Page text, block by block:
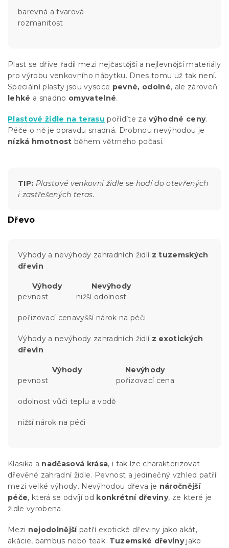
barevná a tvarová
rozmanitost
Plast se dříve řadil mezi nejčastější a nejlevnější materiály
pro výrobu venkovního nábytku. Dnes tomu už tak není.
Speciální plasty jsou vysoce pevné, odolné, ale zároveň
lehké a snadno omyvatelné.
Plastové židle na terasu pořídíte zavýhodné ceny.
Péče o ně je opravdu snadná. Drobnou nevýhodou je
nízká hmotnost během větrného počasí.
TIP: Plastové venkovní židle se hodí do otevřených
i zastřešených teras.
Dřevo
Výhody a nevýhody zahradních židlí z tuzemských
dřevin
Výhody
Nevýhody
pevnost
nižší odolnost
pořizovací cenavyšší nárok na péči
Výhody a nevýhody zahradních židlí z exotických
dřevin
Výhody
Nevýhody
pevnost
pořizovací cena
odolnost vůči teplu a vodě
nižší nárok na péči
Klasika a nadčasová krása, i tak lze charakterizovat
dřevěné zahradní židle. Pevnost a jedinečný vzhled patří
mezi velké výhody. Nevýhodou dřeva je náročnější
péče, která se odvíjí od konkrétní dřeviny, ze které je
židle vyrobena.
Mezi nejodolnějšípatří exotické dřeviny jako akát,
akácie, bambus nebo teak. Tuzemské dřevinyjako